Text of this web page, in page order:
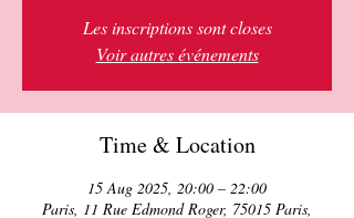
Les inscriptions sont closes
Voir autres événements
Time & Location
15 Aug 2025, 20:00 – 22:00
Paris, 11 Rue Edmond Roger, 75015 Paris,